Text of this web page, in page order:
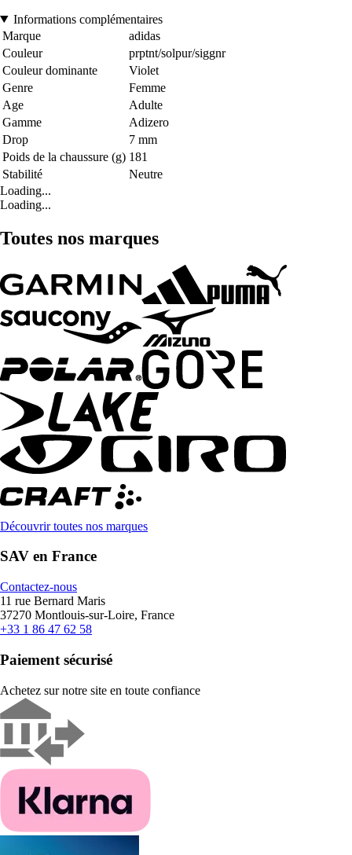
Informations complémentaires
Marque
adidas
Couleur
prptnt/solpur/siggnr
Couleur dominante
Violet
Genre
Femme
Age
Adulte
Gamme
Adizero
Drop
7 mm
Poids de la chaussure (g) 181
Stabilité
Neutre
Loading...
Loading...
Toutes nos marques
Découvrir toutes nos marques
SAV en France
Contactez-nous
11 rue Bernard Maris
37270 Montlouis-sur-Loire, France
+33 1 86 47 62 58
Paiement sécurisé
Achetez sur notre site en toute confiance